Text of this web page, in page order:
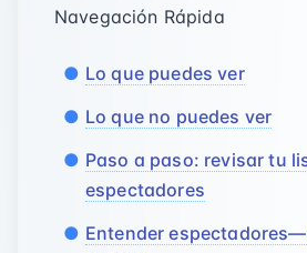
Navegación Rápida
Lo que puedes ver
Lo que no puedes ver
Paso a paso: revisar tu
espectadores
Entender